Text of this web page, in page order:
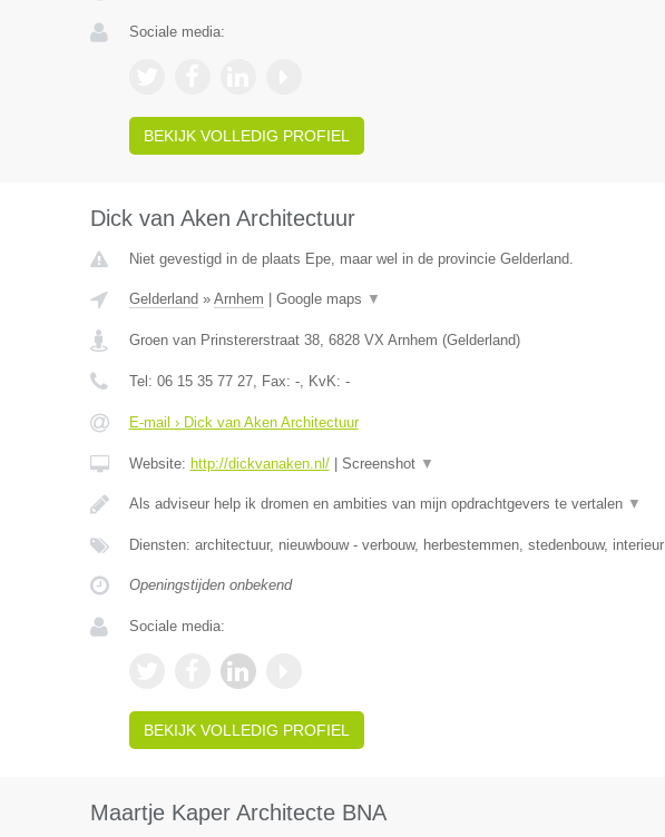
Sociale media:
BEKIJK VOLLEDIG PROFIEL
Dick van Aken Architectuur
Niet gevestigd in de plaats Epe, maar wel in de provincie Gelderland.
Gelderland » Arnhem Google maps ▼
Groen van Prinstererstraat 38, 6828 VX Arnhem (Gelderland)
Tel: 06 15 35 77 27, Fax: -, KvK: -
E-mail › Dick van Aken Architectuur
Website: http://dickvanaken.nl/| Screenshot ▼
Als adviseur help ik dromen en ambities van mijn opdrachtgevers te vertalen ▼
Diensten: architectuur, nieuwbouw - verbouw, herbestemmen, stedenbouw, interieur
Openingstijden onbekend
Sociale media:
BEKIJK VOLLEDIG PROFIEL
Maartje Kaper Architecte BNA